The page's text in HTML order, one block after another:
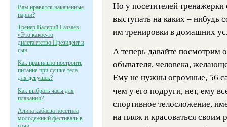
Вам нравятся накаченные
парни?
Тренер Валерий Газзаев:
«Это какое-то
дилетантство Президент и
сын
Как правильно построить
питание при сушке тела
для девушек?
Как выбрать часы для
плавания?
Алина кабаева посетила
молодежный фестиваль в
Но у посетителей
выступать на каких – нибудь
им тренировки в домашних
А теперь давайте посмотрим
обывателя, человека,
Ему не нужны огромные, 56
чем у его подруги, нет, ему
спортивное телосложение,
на пляж и красоваться